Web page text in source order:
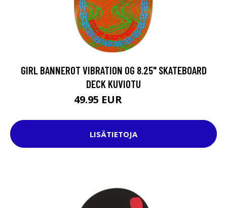
GIRL BANNEROT VIBRATION OG 8.25" SKATEBOARD
DECK KUVIOTU
49.95 EUR
LISÄTIETOJA